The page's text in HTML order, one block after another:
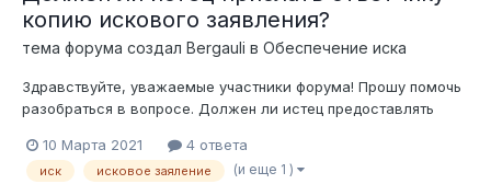
копию искового заявления?
тема форума создал Bergauli в Обеспечение иска
Здравствуйте, уважаемые участники форума! Прошу помочь
разобраться в вопросе. Должен ли истец предоставлять
иск был подан через судебный кабинет? Или это входит в
обязанности суда (отправка почтой)? Спасибо!
10 Марта 2021 4 ответа
иск исковое заяление (и еще 1 )